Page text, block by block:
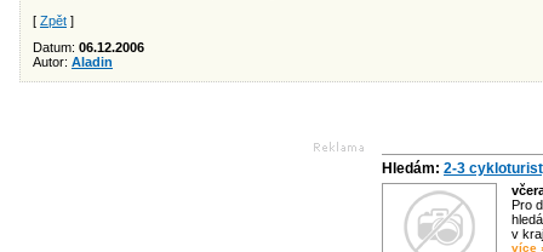
[ Zpět ]
Datum: 06.12.2006
Autor: Aladin
Hledám: 2-3
Pro
v
více